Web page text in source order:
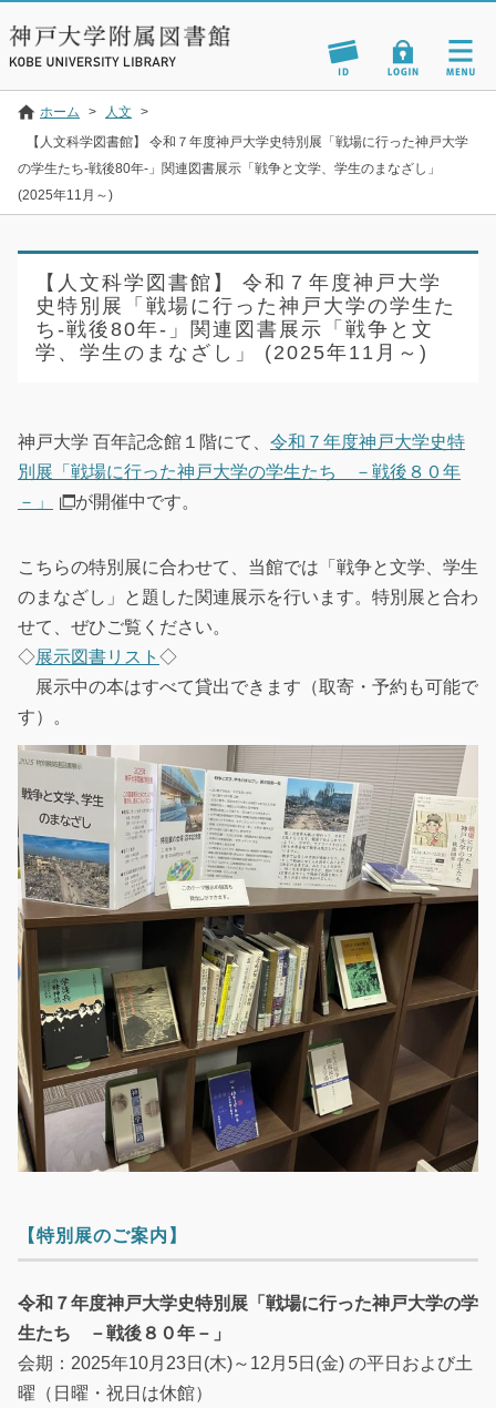
ホーム > 人文
>
【人文科学図書館】 令和７年度神戸大学史特別展「戦場に行った神戸大学
の学生たち-戦後80年-」関連図書展示「戦争と文学、学生のまなざし」
(2025年11月～)
【人文科学図書館】 令和７年度神戸大学
史特別展「戦場に行った神戸大学の学生た
ち-戦後80年-」関連図書展示「戦争と文
学、学生のまなざし」 (2025年11月～)
神戸大学 百年記念館１階にて、 令和７年度神戸大学史特
別展「戦場に行った神戸大学の学生たち －戦後８０年
－」
が開催中です。
こちらの特別展に合わせて、当館では「戦争と文学、学生
のまなざし」と題した関連展示を行います。特別展と合わ
せて、ぜひご覧ください。
◇展示図書リスト ◇
展示中の本はすべて貸出できます（取寄・予約も可能で
す）。
【特別展のご案内】
令和７年度神戸大学史特別展「戦場に行った神戸大学の学
生たち －戦後８０年－」
会期：2025年10月23日(木)～12月5日(金) の平日および土
曜（日曜・祝日は休館）